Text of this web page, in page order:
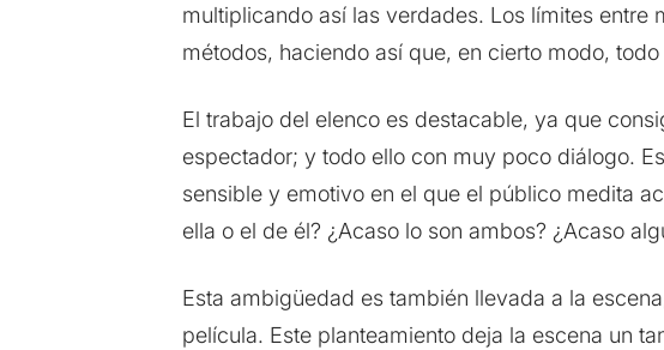
multiplicando así las verdades. Los límites
métodos, haciendo así que, en cierto modo,
El trabajo del elenco es destacable, ya que
espectador; y todo ello con muy poco diálogo.
sensible y emotivo en el que el público medita
ella o el de él? ¿Acaso lo son ambos? ¿Acaso
Esta ambigüedad es también llevada a la
película. Este planteamiento deja la escena un